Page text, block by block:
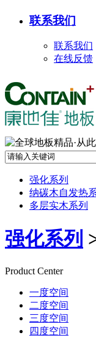
联系我们
联系我们
在线反馈
强化系列
纳碳木自发热
多层实木系列
强化系列
Product Center
一度空间
二度空间
三度空间
四度空间